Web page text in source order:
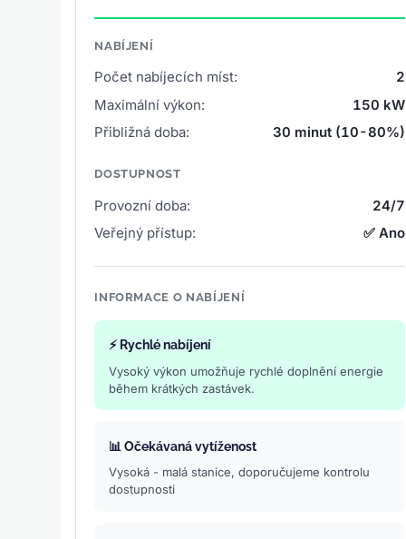
NABÍJENÍ
Počet nabíjecích míst:
2
Maximální výkon:
150 kW
Přibližná doba:
30 minut (10-80%)
DOSTUPNOST
Provozní doba:
24/7
Veřejný přístup:
✅ Ano
INFORMACE O NABÍJENÍ
⚡ Rychlé nabíjení
Vysoký výkon umožňuje rychlé doplnění energie
během krátkých zastávek.
📊 Očekávaná vytíženost
Vysoká - malá stanice, doporučujeme kontrolu
dostupnosti